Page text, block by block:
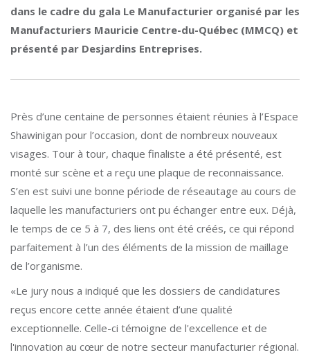
dans le cadre du gala Le Manufacturier organisé par les
Manufacturiers Mauricie Centre-du-Québec (MMCQ) et
présenté par Desjardins Entreprises.
Près d’une centaine de personnes étaient réunies à l’Espace
Shawinigan pour l’occasion, dont de nombreux nouveaux
visages. Tour à tour, chaque finaliste a été présenté, est
monté sur scène et a reçu une plaque de reconnaissance.
S’en est suivi une bonne période de réseautage au cours de
laquelle les manufacturiers ont pu échanger entre eux. Déjà,
le temps de ce 5 à 7, des liens ont été créés, ce qui répond
parfaitement à l’un des éléments de la mission de maillage
de l’organisme.
«Le jury nous a indiqué que les dossiers de candidatures
reçus encore cette année étaient d’une qualité
exceptionnelle. Celle-ci témoigne de l'excellence et de
l'innovation au cœur de notre secteur manufacturier régional.